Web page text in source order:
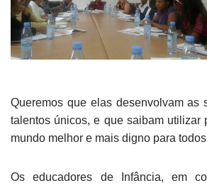
Queremos que elas desenvolvam as
talentos únicos, e que saibam utilizar
mundo melhor e mais digno para
Os educadores de Infância, em